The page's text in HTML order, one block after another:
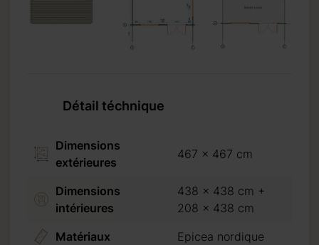
Détail téchnique
Dimensions
extérieures
467 x 467 cm
Dimensions
intérieures
438 x 438 cm +
208 x 438 cm
Matériaux
Epicea nordique